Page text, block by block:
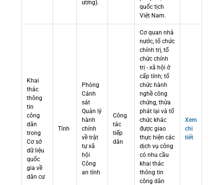
ương).
quốc tịch
Việt Nam.
Khai
thác
thông
tin
công
dân
trong
Cơ sở
dữ liệu
quốc
gia về
dân cư
Tỉnh
Phòng
Cảnh
sát
Quản lý
hành
chính
về trật
tự xã
hội
Công
an tỉnh
Công
tác
tiếp
dân
Cơ quan nhà
nước, tổ chức
chính trị, tổ
chức chính
trị - xã hội ở
cấp tỉnh; tổ
chức hành
nghề công
chứng, thừa
phát lại và tổ
chức khác
được giao
thực hiện các
dịch vụ công
có nhu cầu
khai thác
thông tin
công dân
Xem
chi
tiết